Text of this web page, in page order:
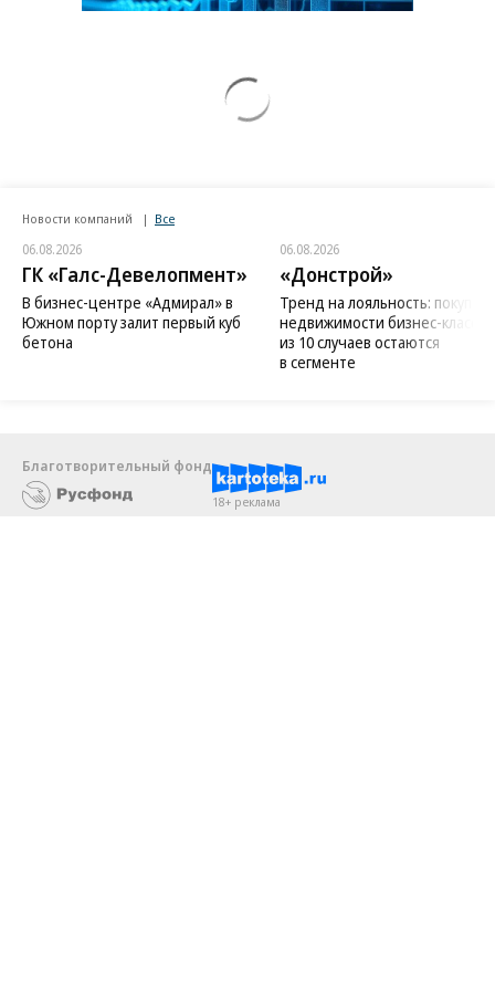
Новости компаний Все
06.08.2026
ГК «Галс-Девелопмент»
В бизнес-центре «Адмирал» в
Южном порту залит первый куб
бетона
06.08.2026
«Донстрой»
Тренд на лояльность:
недвижимости бизнес-класса
из 10 случаев остаются
в сегменте
Благотворительный фонд
18+ реклама